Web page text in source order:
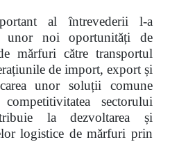
al întrevederii l-a
unor noi oportunități de
mărfuri către transportul
de import, export și
unor soluții comune
sectorului
la dezvoltarea și
logistice de mărfuri prin